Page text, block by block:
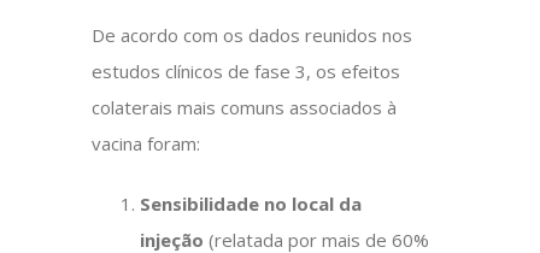
De acordo com os dados reunidos nos
estudos clínicos de fase 3, os efeitos
colaterais mais comuns associados à
vacina foram:
Sensibilidade no local da
injeção (relatada por mais de 60%